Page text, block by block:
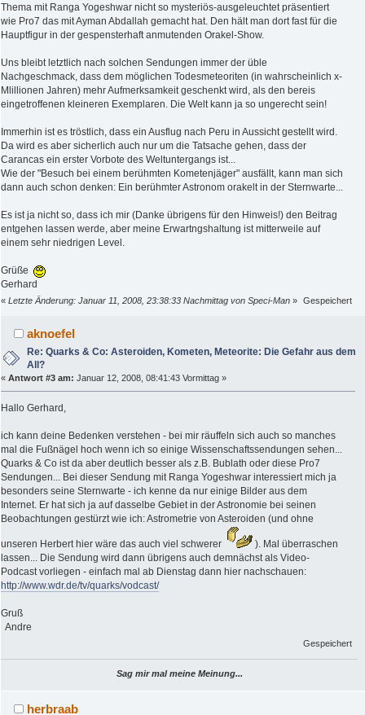
Thema mit Ranga Yogeshwar nicht so mysteriös-ausgeleuchtet präsentiert
wie Pro7 das mit Ayman Abdallah gemacht hat. Den hält man dort fast für die
Hauptfigur in der gespensterhaft anmutenden Orakel-Show.
Uns bleibt letztlich nach solchen Sendungen immer der üble
Nachgeschmack, dass dem möglichen Todesmeteoriten (in wahrscheinlich x-
Mlillionen Jahren) mehr Aufmerksamkeit geschenkt wird, als den bereis
eingetroffenen kleineren Exemplaren. Die Welt kann ja so ungerecht sein!
Immerhin ist es tröstlich, dass ein Ausflug nach Peru in Aussicht gestellt wird.
Da wird es aber sicherlich auch nur um die Tatsache gehen, dass der
Carancas ein erster Vorbote des Weltuntergangs ist...
Wie der "Besuch bei einem berühmten Kometenjäger" ausfällt, kann man sich
dann auch schon denken: Ein berühmter Astronom orakelt in der Sternwarte...
Es ist ja nicht so, dass ich mir (Danke übrigens für den Hinweis!) den Beitrag
entgehen lassen werde, aber meine Erwartngshaltung ist mitterweile auf
einem sehr niedrigen Level.
Grüße
Gerhard
« Letzte Änderung: Januar 11, 2008, 23:38:33 Nachmittag von Speci-Man » Gespeichert
aknoefel
Re: Quarks & Co: Asteroiden, Kometen, Meteorite: Die Gefahr aus dem
All?
« Antwort #3 am: Januar 12, 2008, 08:41:43 Vormittag »
Hallo Gerhard,
ich kann deine Bedenken verstehen - bei mir räuffeln sich auch so manches
mal die Fußnägel hoch wenn ich so einige Wissenschaftssendungen sehen...
Quarks & Co ist da aber deutlich besser als z.B. Bublath oder diese Pro7
Sendungen... Bei dieser Sendung mit Ranga Yogeshwar interessiert mich ja
besonders seine Sternwarte - ich kenne da nur einige Bilder aus dem
Internet. Er hat sich ja auf dasselbe Gebiet in der Astronomie bei seinen
Beobachtungen gestürzt wie ich: Astrometrie von Asteroiden (und ohne
unseren Herbert hier wäre das auch viel schwerer
). Mal überraschen
lassen... Die Sendung wird dann übrigens auch demnächst als Video-
Podcast vorliegen - einfach mal ab Dienstag dann hier nachschauen:
http://www.wdr.de/tv/quarks/vodcast/
Gruß
Andre
Gespeichert
Sag mir mal meine Meinung...
herbraab